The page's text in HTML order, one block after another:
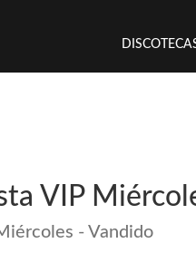
VIP
- Vandido